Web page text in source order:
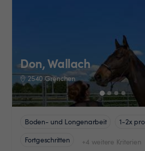
Don, Wallach
2540 Grenchen
Boden- und Longenarbeit
1-2x
Fortgeschritten
+4 weitere Kriterien